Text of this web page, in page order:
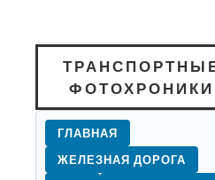
ФОТОХРОНИКИ
ГЛАВНАЯ
ЖЕЛЕЗНАЯ ДОРОГА